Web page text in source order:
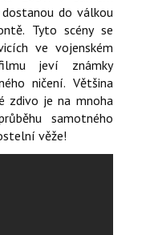
do válkou
Tyto scény se
ve vojenském
jeví známky
ničení. Většina
zdivo je na mnoha
samotného
věže!